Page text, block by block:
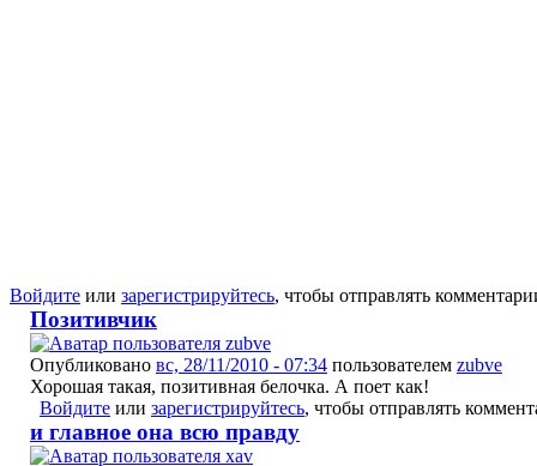
Войдите или зарегистрируйтесь, чтобы отправлять
Позитивчик
Опубликовано вс, 28/11/2010 - 07:34 пользователем zubve
Хорошая такая, позитивная белочка. А поет как!
Войдите или зарегистрируйтесь, чтобы отправлять
и главное она всю правду